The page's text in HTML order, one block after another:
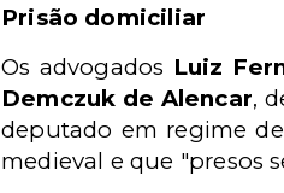
Prisão domiciliar
Os advogados Luiz
Demczuk de Alencar,
deputado em regime
medieval e que "presos